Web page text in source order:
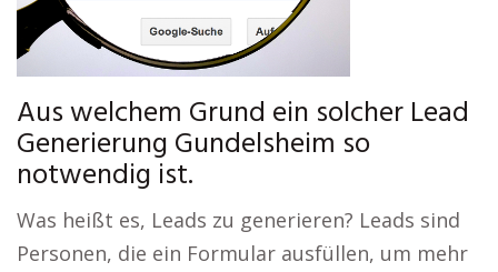
Aus welchem Grund ein solcher Lead
Generierung Gundelsheim so
notwendig ist.
Was heißt es, Leads zu generieren? Leads sind
Personen, die ein Formular ausfüllen, um mehr